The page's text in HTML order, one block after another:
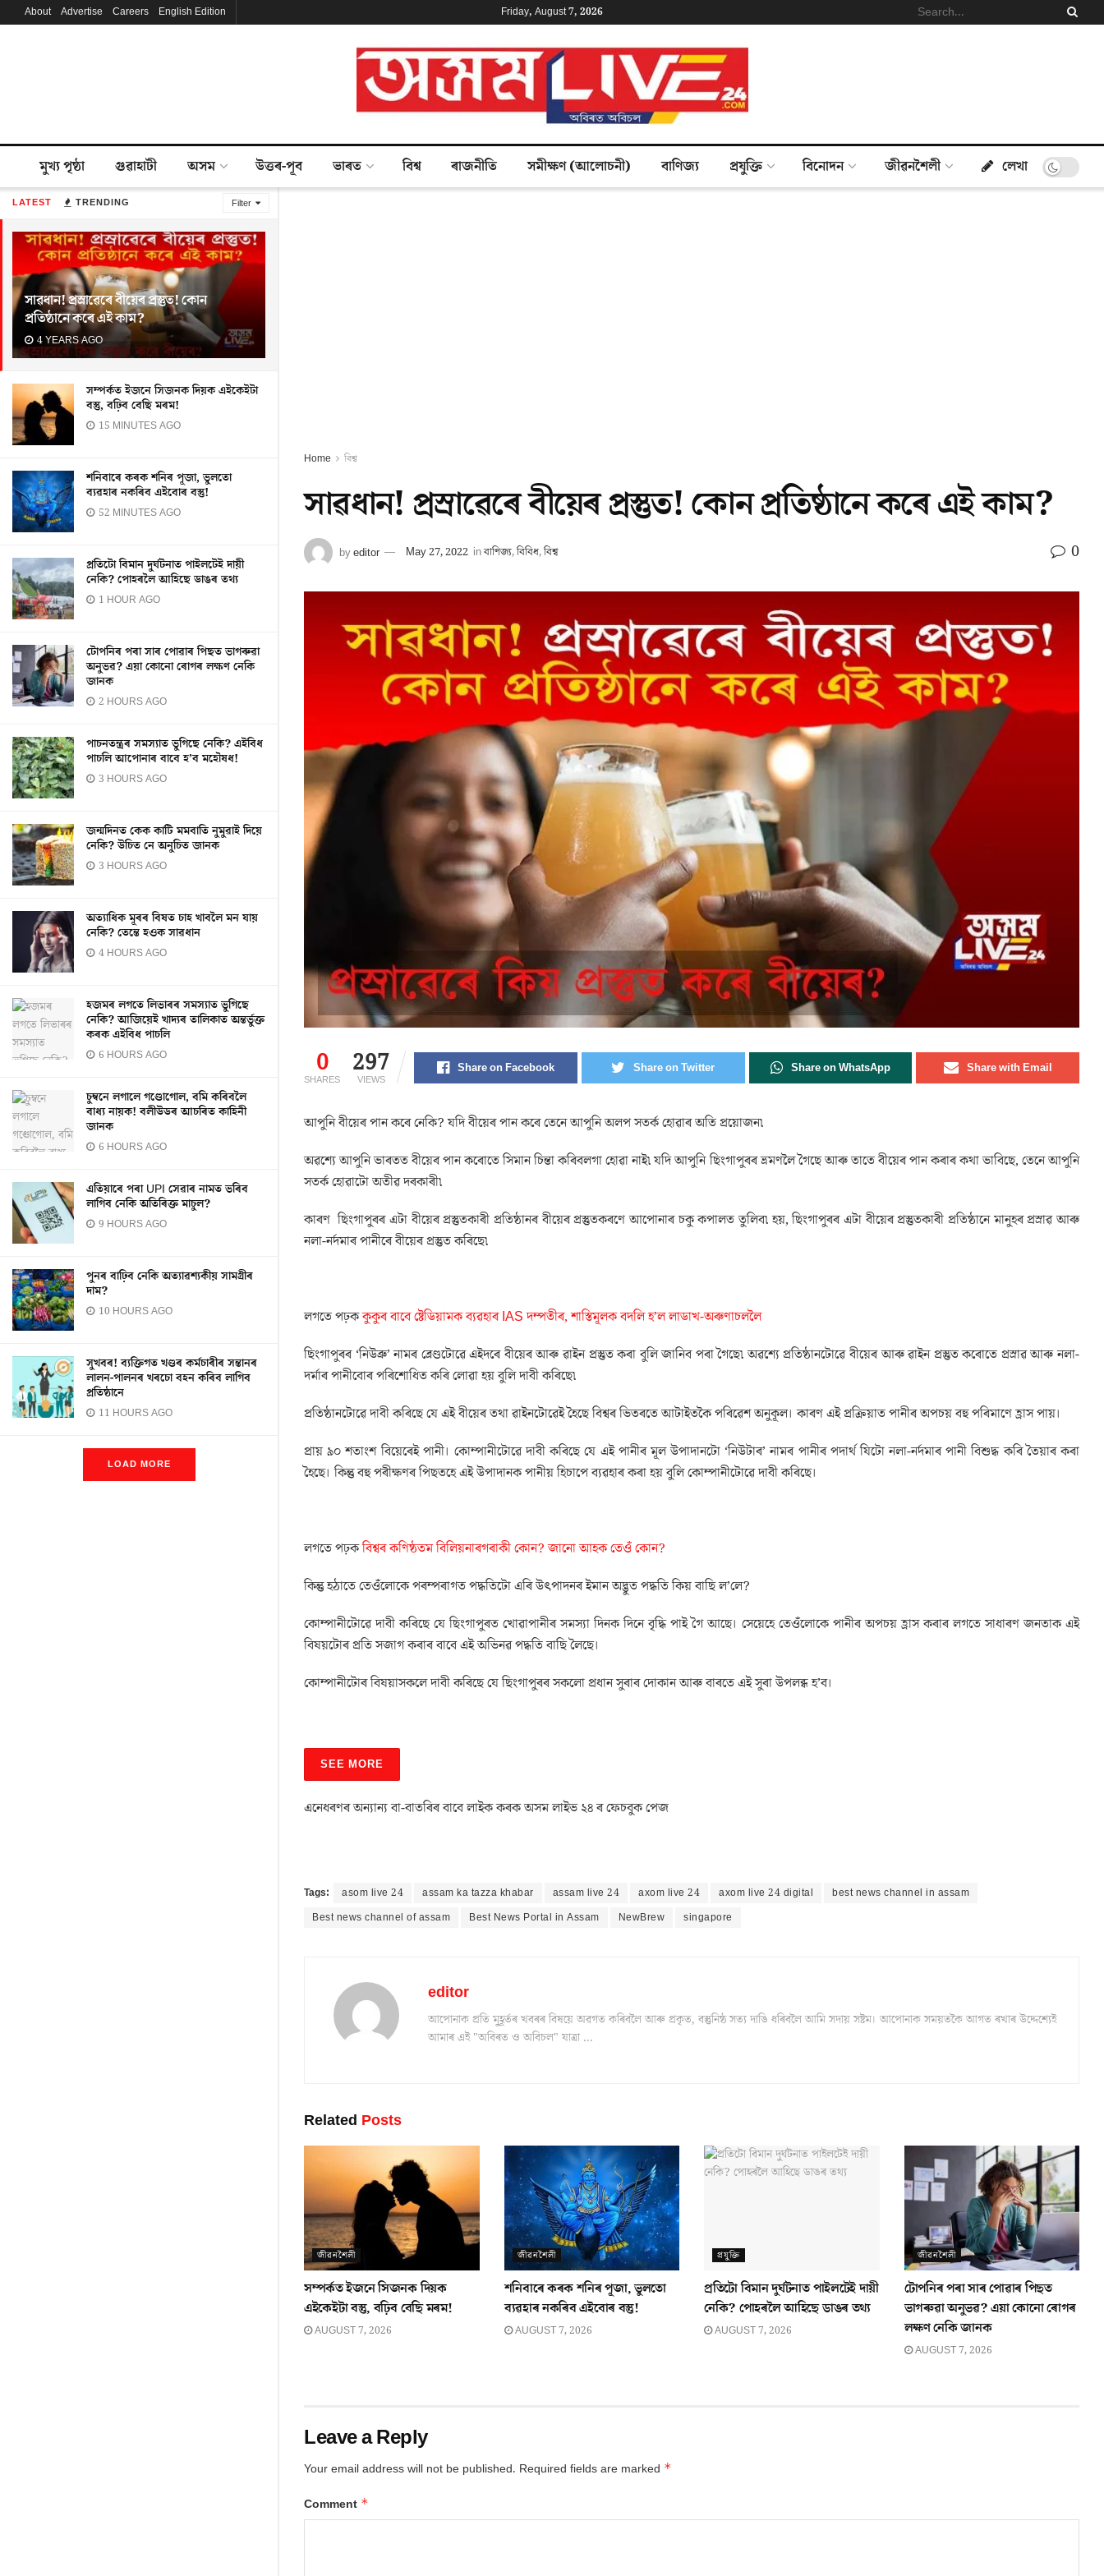
LATEST TRENDING Filter
সাৱধান! প্ৰস্ৰাৱেৰে বীয়েৰ প্ৰস্তুত! কোন
প্ৰতিষ্ঠানে কৰে এই কাম?
4 YEARS AGO
সম্পৰ্কত ইজনে সিজনক দিয়ক এইকেইটা
বস্তু, বঢ়িব বেছি মৰম!
15 MINUTES AGO
শনিবাৰে কৰক শনিৰ পূজা, ভুলতো
ব্যৱহাৰ নকৰিব এইবোৰ বস্তু!
52 MINUTES AGO
প্ৰতিটো বিমান দুৰ্ঘটনাত পাইলটেই দায়ী
নেকি? পোহৰলৈ আহিছে ডাঙৰ তথ্য
1 HOUR AGO
টোপনিৰ পৰা সাৰ পোৱাৰ পিছত ভাগৰুৱা
অনুভৱ? এয়া কোনো ৰোগৰ লক্ষণ নেকি
জানক
2 HOURS AGO
পাচনতন্ত্ৰৰ সমস্যাত ভুগিছে নেকি? এইবিধ
পাচলি আপোনাৰ বাবে হ’ব মহৌষধ!
3 HOURS AGO
জন্মদিনত কেক কাটি মমবাতি নুমুৱাই দিয়ে
নেকি? উচিত নে অনুচিত জানক
3 HOURS AGO
অত্যাধিক মূৰৰ বিষত চাহ খাবলৈ মন যায়
নেকি? তেন্তে হওক সাৱধান
4 HOURS AGO
হজমৰ লগতে লিভাৰৰ সমস্যাত ভুগিছে
নেকি? আজিয়েই খাদ্যৰ তালিকাত অন্তৰ্ভুক্ত
কৰক এইবিধ পাচলি
6 HOURS AGO
চুম্বনে লগালে গণ্ডোগোল, বমি কৰিবলৈ
বাধ্য নায়ক! বলীউডৰ আচৰিত কাহিনী
জানক
6 HOURS AGO
এতিয়াৰে পৰা UPI সেৱাৰ নামত ভৰিব
লাগিব নেকি অতিৰিক্ত মাচুল?
9 HOURS AGO
পুনৰ বাঢ়িব নেকি অত্যাৱশ্যকীয় সামগ্ৰীৰ
দাম?
10 HOURS AGO
সুখবৰ! ব্যক্তিগত খণ্ডৰ কৰ্মচাৰীৰ সন্তানৰ
লালন-পালনৰ খৰচো বহন কৰিব লাগিব
প্ৰতিষ্ঠানে
11 HOURS AGO
LOAD MORE
About Advertise Careers English Edition Friday, August 7, 2026
মুখ্য পৃষ্ঠা গুৱাহাটী অসম উত্তৰ-পূব ভাৰত বিশ্ব ৰাজনীতি সমীক্ষণ (আলোচনী) বাণিজ্য প্ৰযুক্তি বিনোদন জীৱনশৈলী লেখা
Home বিশ্ব
সাৱধান! প্ৰস্ৰাৱেৰে বীয়েৰ প্ৰস্তুত! কোন প্ৰতিষ্ঠানে কৰে এই কাম?
byeditor May 27, 2022 inবাণিজ্য,বিবিধ,বিশ্ব 0
0
SHARES
297
VIEWS
Share on Facebook Share on Twitter Share on WhatsApp Share with Email
আপুনি বীয়েৰ পান কৰে নেকি? যদি বীয়েৰ পান কৰে তেনে আপুনি অলপ সতৰ্ক হোৱাৰ অতি প্ৰয়োজন৷
অৱশ্যে আপুনি ভাৰতত বীয়েৰ পান কৰোতে সিমান চিন্তা কৰিবলগা হোৱা নাই৷ যদি আপুনি ছিংগাপুৰৰ ভ্ৰমণলৈ গৈছে আৰু তাতে বীয়েৰ পান কৰাৰ কথা ভাবিছে, তেনে আপুনি
সতৰ্ক হোৱাটো অতীৱ দৰকাৰী৷
কাৰণ ছিংগাপুৰৰ এটা বীয়েৰ প্ৰস্তুতকাৰী প্ৰতিষ্ঠানৰ বীয়েৰ প্ৰস্তুতকৰণে আপোনাৰ চকু কপালত তুলিব৷ হয়, ছিংগাপুৰৰ এটা বীয়েৰ প্ৰস্তুতকাৰী প্ৰতিষ্ঠানে মানুহৰ প্ৰস্ৰাৱ আৰু
নলা-নৰ্দমাৰ পানীৰে বীয়েৰ প্ৰস্তুত কৰিছে৷
লগতে পঢ়ককুকুৰ বাবে ষ্টেডিয়ামক ব্যৱহাৰ IAS দম্পতীৰ, শাস্তিমূলক বদলি হ’ল লাডাখ-অৰুণাচললৈ
ছিংগাপুৰৰ ‘নিউব্ৰু’ নামৰ ব্ৰেণ্ডটোৱে এইদৰে বীয়েৰ আৰু ৱাইন প্ৰস্তুত কৰা বুলি জানিব পৰা গৈছে৷ অৱশ্যে প্ৰতিষ্ঠানটোৱে বীয়েৰ আৰু ৱাইন প্ৰস্তুত কৰোতে প্ৰস্ৰাৱ আৰু নলা-
দৰ্মাৰ পানীবোৰ পৰিশোধিত কৰি লোৱা হয় বুলি দাবী কৰিছে৷
প্ৰতিষ্ঠানটোৱে দাবী কৰিছে যে এই বীয়েৰ তথা ৱাইনটোৱেই হৈছে বিশ্বৰ ভিতৰতে আটাইতকৈ পৰিৱেশ অনুকূল। কাৰণ এই প্ৰক্ৰিয়াত পানীৰ অপচয় বহু পৰিমাণে হ্ৰাস পায়।
প্ৰায় ৯০ শতাংশ বিয়েৰেই পানী। কোম্পানীটোৱে দাবী কৰিছে যে এই পানীৰ মূল উপাদানটো ‘নিউটাৰ’ নামৰ পানীৰ পদাৰ্থ যিটো নলা-নৰ্দমাৰ পানী বিশুদ্ধ কৰি তৈয়াৰ কৰা
হৈছে। কিন্তু বহু পৰীক্ষণৰ পিছতহে এই উপাদানক পানীয় হিচাপে ব্যৱহাৰ কৰা হয় বুলি কোম্পানীটোৱে দাবী কৰিছে।
লগতে পঢ়কবিশ্বৰ কণিষ্ঠতম বিলিয়নাৰগৰাকী কোন? জানো আহক তেওঁ কোন?
কিন্তু হঠাতে তেওঁলোকে পৰম্পৰাগত পদ্ধতিটো এৰি উৎপাদনৰ ইমান অদ্ভুত পদ্ধতি কিয় বাছি ল’লে?
কোম্পানীটোৱে দাবী কৰিছে যে ছিংগাপুৰত খোৱাপানীৰ সমস্যা দিনক দিনে বৃদ্ধি পাই গৈ আছে। সেয়েহে তেওঁলোকে পানীৰ অপচয় হ্ৰাস কৰাৰ লগতে সাধাৰণ জনতাক এই
বিষয়টোৰ প্ৰতি সজাগ কৰাৰ বাবে এই অভিনৱ পদ্ধতি বাছি লৈছে।
কোম্পানীটোৰ বিষয়াসকলে দাবী কৰিছে যে ছিংগাপুৰৰ সকলো প্ৰধান সুৰাৰ দোকান আৰু বাৰতে এই সুৰা উপলব্ধ হ’ব।
SEE MORE
এনেধৰণৰ অন্যান্য বা-বাতৰিৰ বাবে লাইক কৰক অসম লাইভ ২৪ ৰ ফেচবুক পেজ
Tags: asom live 24 assam ka tazza khabar assam live 24 axom live 24 axom live 24 digital
best news channel in assam
Best news channel of assam
Best News Portal in Assam NewBrew singapore
editor
আপোনাক প্ৰতি মুহূৰ্তৰ খবৰৰ বিষয়ে অৱগত কৰিবলৈ আৰু প্ৰকৃত, বস্তুনিষ্ঠ সত্য দাঙি ধৰিবলৈ আমি সদায় সষ্টম। আপোনাক সময়তকৈ আগত ৰখাৰ উদ্দেশ্যেই
আমাৰ এই "অবিৰত ও অবিচল" যাত্ৰা ...
Related Posts
জীৱনশৈলী
সম্পৰ্কত ইজনে সিজনক দিয়ক
এইকেইটা বস্তু, বঢ়িব বেছি মৰম!
AUGUST 7, 2026
জীৱনশৈলী
শনিবাৰে কৰক শনিৰ পূজা, ভুলতো
ব্যৱহাৰ নকৰিব এইবোৰ বস্তু!
AUGUST 7, 2026
প্ৰযুক্তি
প্ৰতিটো বিমান দুৰ্ঘটনাত পাইলটেই দায়ী
নেকি? পোহৰলৈ আহিছে ডাঙৰ তথ্য
AUGUST 7, 2026
জীৱনশৈলী
টোপনিৰ পৰা সাৰ পোৱাৰ পিছত
ভাগৰুৱা অনুভৱ? এয়া কোনো ৰোগৰ
লক্ষণ নেকি জানক
AUGUST 7, 2026
Leave a Reply
Your email address will not be published. Required fields are marked *
Comment *